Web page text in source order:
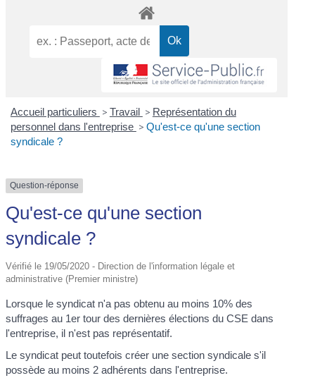
Accueil particuliers > Travail > Représentation du
personnel dans l'entreprise > Qu'est-ce qu'une section
syndicale ?
Question-réponse
Qu'est-ce qu'une section
syndicale ?
Vérifié le 19/05/2020 - Direction de l'information légale et
administrative (Premier ministre)
Lorsque le syndicat n'a pas obtenu au moins 10% des
suffrages au 1er tour des dernières élections du CSE dans
l'entreprise, il n'est pas représentatif.
Le syndicat peut toutefois créer une section syndicale s'il
possède au moins 2 adhérents dans l'entreprise.